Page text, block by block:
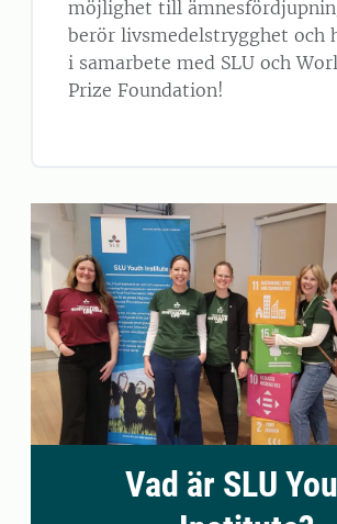
möjlighet till
berör livsmedelstrygghet och
i samarbete med SLU och
Prize Foundation!
Vad är SLU